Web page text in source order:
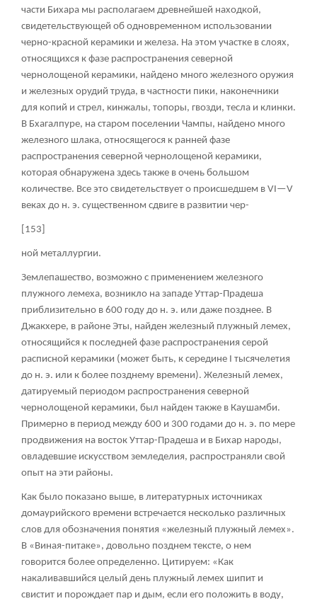
части Бихара мы располагаем древнейшей находкой,
свидетельствующей об одновременном использовании
черно-красной керамики и железа. На этом участке в слоях,
относящихся к фазе распространения северной
чернолощеной керамики, найдено много железного оружия
и железных орудий труда, в частности пики, наконечники
для копий и стрел, кинжалы, топоры, гвозди, тесла и клинки.
В Бхагалпуре, на старом поселении Чампы, найдено много
железного шлака, относящегося к ранней фазе
распространения северной чернолощеной керамики,
которая обнаружена здесь также в очень большом
количестве. Все это свидетельствует о происшедшем в VI—V
веках до н. э. существенном сдвиге в развитии чер-
[153]
ной металлургии.
Землепашество, возможно с применением железного
плужного лемеха, возникло на западе Уттар-Прадеша
приблизительно в 600 году до н. э. или даже позднее. В
Джакхере, в районе Эты, найден железный плужный лемех,
относящийся к последней фазе распространения серой
расписной керамики (может быть, к середине I тысячелетия
до н. э. или к более позднему времени). Железный лемех,
датируемый периодом распространения северной
чернолощеной керамики, был найден также в Каушамби.
Примерно в период между 600 и 300 годами до н. э. по мере
продвижения на восток Уттар-Прадеша и в Бихар народы,
овладевшие искусством земледелия, распространяли свой
опыт на эти районы.
Как было показано выше, в литературных источниках
домаурийского времени встречается несколько различных
слов для обозначения понятия «железный плужный лемех».
В «Виная-питаке», довольно позднем тексте, о нем
говорится более определенно. Цитируем: «Как
накаливавшийся целый день плужный лемех шипит и
свистит и порождает пар и дым, если его положить в воду,